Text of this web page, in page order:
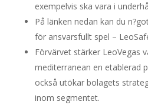
exempelvis ska vara i
På länken nedan kan du
för ansvarsfullt spel –
Förvärvet stärker LeoVegas
mediterranean en etablerad
också utökar bolagets
inom segmentet.